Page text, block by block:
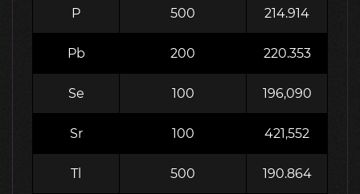
P 500 214.914
Pb 200 220.353
Se 100 196,090
Sr 100 421,552
Tl 500 190.864